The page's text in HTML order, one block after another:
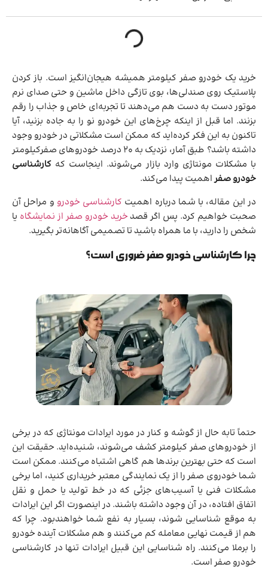
خرید یک خودرو صفر کیلومتر همیشه هیجان‌انگیز است. باز کردن
پلاستیک روی صندلی‌ها، بوی تازگی داخل ماشین و حتی صدای نرم
موتور دست به دست هم می‌دهند تا تجربه‌ای خاص و جذاب را رقم
بزنند. اما قبل از اینکه چرخ‌های این خودرو نو را به جاده بزنید، آیا
تاکنون به این فکر کرده‌اید که ممکن است مشکلاتی در خودرو وجود
داشته باشد؟ طبق آمار، نزدیک به 20 درصد خودروهای صفرکیلومتر
با مشکلات مونتاژی وارد بازار می‌شوند. اینجاست که کارشناسی
خودرو صفراهمیت پیدا می‌کند.
در این مقاله، با شما درباره اهمیت کارشناسی خودرو و مراحل آن
صحبت خواهیم کرد. پس اگر قصد خرید خودرو صفر از نمایشگاه یا
شخص را دارید، با ما همراه باشید تا تصمیمی آگاهانه‌تر بگیرید.
چرا کارشناسی خودرو صفر ضروری است؟
حتماً تابه حال از گوشه و کنار در مورد ایرادات مونتاژی که در برخی
از خودروهای صفر کیلومتر کشف می‌شوند، شنیده‌اید. حقیقت این
است که حتی بهترین برندها هم گاهی اشتباه می‌کنند. ممکن است
شما خودروی صفر را از یک نمایندگی معتبر خریداری کنید، اما برخی
مشکلات فنی یا آسیب‌های جزئی که در خط تولید یا حمل و نقل
اتفاق افتاده، در آن وجود داشته باشند. در اینصورت اگر این ایرادات
به موقع شناسایی شوند، بسیار به نفع شما خواهندبود. چرا که
هم از قیمت نهایی معامله کم می‌کنند و هم مشکلات آینده خودرو
را برملا می‌کنند. راه شناسایی این قبیل ایرادات تنها در کارشناسی
خودرو صفر است.